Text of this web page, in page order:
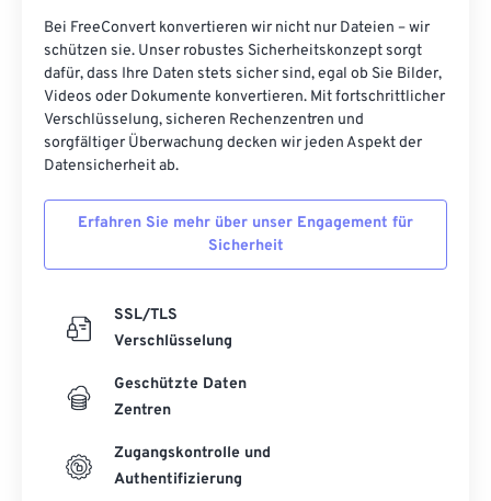
Bei FreeConvert konvertieren wir nicht nur Dateien – wir
schützen sie. Unser robustes Sicherheitskonzept sorgt
dafür, dass Ihre Daten stets sicher sind, egal ob Sie Bilder,
Videos oder Dokumente konvertieren. Mit fortschrittlicher
Verschlüsselung, sicheren Rechenzentren und
sorgfältiger Überwachung decken wir jeden Aspekt der
Datensicherheit ab.
Erfahren Sie mehr über unser Engagement für
Sicherheit
SSL/TLS
Verschlüsselung
Geschützte Daten
Zentren
Zugangskontrolle und
Authentifizierung